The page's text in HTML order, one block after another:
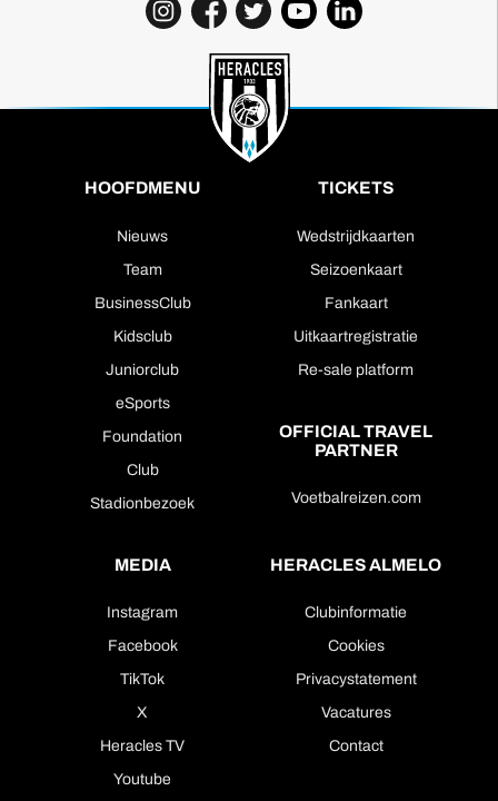
HOOFDMENU
Nieuws
Team
BusinessClub
Kidsclub
Juniorclub
eSports
Foundation
Club
Stadionbezoek
TICKETS
Wedstrijdkaarten
Seizoenkaart
Fankaart
Uitkaartregistratie
Re-sale platform
OFFICIAL TRAVEL
PARTNER
Voetbalreizen.com
MEDIA
Instagram
Facebook
TikTok
X
Heracles TV
Youtube
HERACLES ALMELO
Clubinformatie
Cookies
Privacystatement
Vacatures
Contact